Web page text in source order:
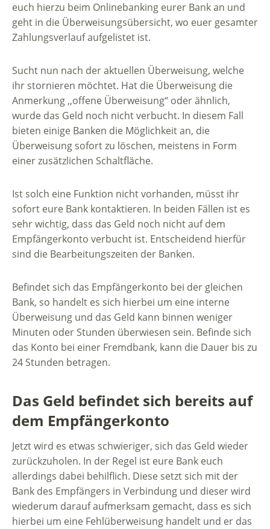
euch hierzu beim Onlinebanking eurer Bank an und
geht in die Überweisungsübersicht, wo euer gesamter
Zahlungsverlauf aufgelistet ist.
Sucht nun nach der aktuellen Überweisung, welche
ihr stornieren möchtet. Hat die Überweisung die
Anmerkung ,,offene Überweisung“ oder ähnlich,
wurde das Geld noch nicht verbucht. In diesem Fall
bieten einige Banken die Möglichkeit an, die
Überweisung sofort zu löschen, meistens in Form
einer zusätzlichen Schaltfläche.
Ist solch eine Funktion nicht vorhanden, müsst ihr
sofort eure Bank kontaktieren. In beiden Fällen ist es
sehr wichtig, dass das Geld noch nicht auf dem
Empfängerkonto verbucht ist. Entscheidend hierfür
sind die Bearbeitungszeiten der Banken.
Befindet sich das Empfängerkonto bei der gleichen
Bank, so handelt es sich hierbei um eine interne
Überweisung und das Geld kann binnen weniger
Minuten oder Stunden überwiesen sein. Befinde sich
das Konto bei einer Fremdbank, kann die Dauer bis zu
24 Stunden betragen.
Das Geld befindet sich bereits auf
dem Empfängerkonto
Jetzt wird es etwas schwieriger, sich das Geld wieder
zurückzuholen. In der Regel ist eure Bank euch
allerdings dabei behilflich. Diese setzt sich mit der
Bank des Empfängers in Verbindung und dieser wird
wiederum darauf aufmerksam gemacht, dass es sich
hierbei um eine Fehlüberweisung handelt und er das